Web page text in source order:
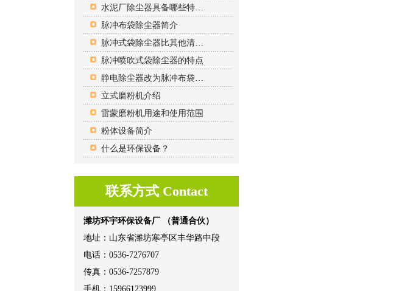
水泥厂除尘器具备哪些特点？
脉冲布袋除尘器简介
脉冲式袋除尘器比其他清灰方式的袋除尘器相比的优势有哪些？
脉冲喷吹式袋除尘器的特点
静电除尘器改为脉冲布袋除尘器的原因？
立式磨粉机介绍
雷蒙磨粉机用途和使用范围
粉体设备简介
什么是环保设备？
联系方式 Contact
潍坊环宇环保设备厂 （普通合伙）
地址：山东省潍坊寒亭区丰华路中段
电话：0536-7276707
传真：0536-7257879
手机：15966123999